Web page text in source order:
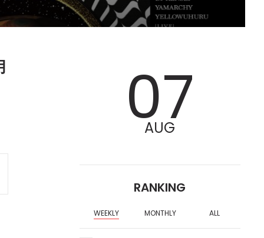
07
AUG
RANKING
WEEKLY MONTHLY ALL